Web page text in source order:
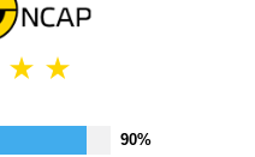
90%